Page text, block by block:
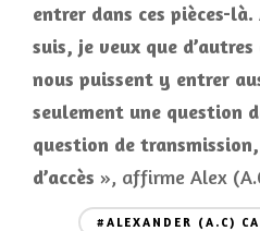
entrer dans ces pièces-
suis, je veux que
nous puissent y entrer
seulement une question
question de
d’accès », affirme Alex
#ALEXANDER (A.C)